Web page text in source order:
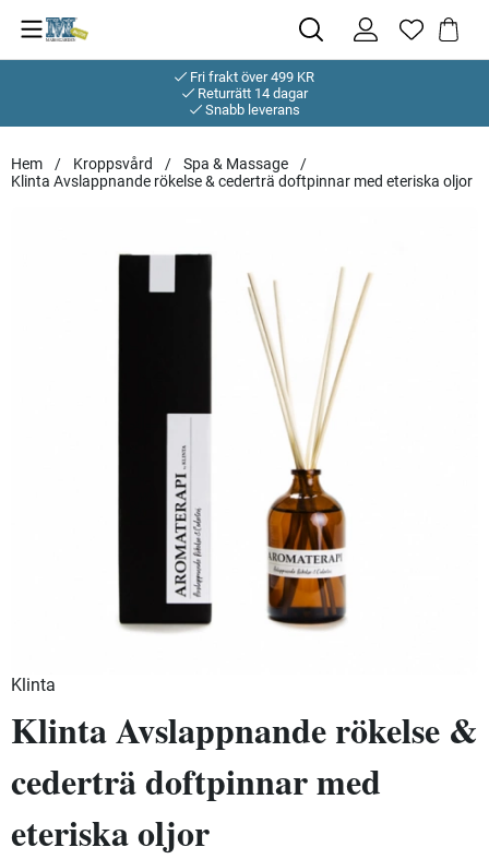
Fri frakt över 499 KR
Returrätt 14 dagar
Snabb leverans
Hem Kroppsvård
Spa & Massage
Klinta Avslappnande rökelse & cederträ doftpinnar med eteriska oljor
Klinta
Klinta Avslappnande rökelse &
cederträ doftpinnar med
eteriska oljor